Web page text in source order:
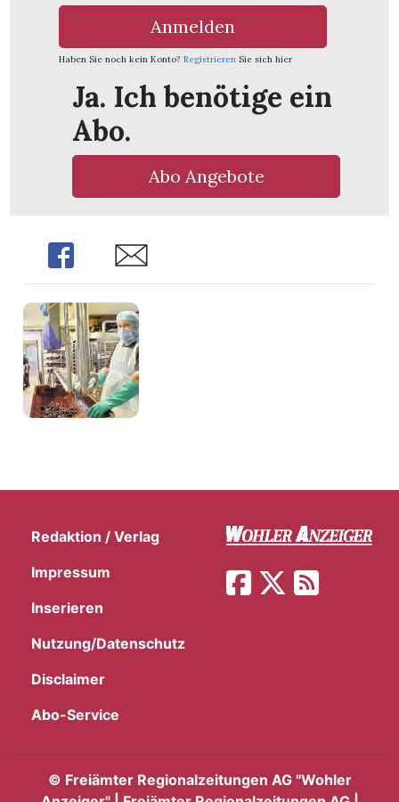
Anmelden
Haben Sie noch kein Konto? Registrieren Sie sich hier
Ja. Ich benötige ein
Abo.
Abo Angebote
Share Share
Redaktion / Verlag
Impressum
Inserieren
Nutzung/Datenschutz
Disclaimer
Abo-Service
© Freiämter Regionalzeitungen AG "Wohler